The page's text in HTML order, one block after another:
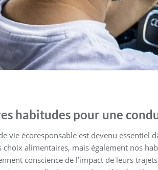
habitudes pour une
vie écoresponsable est devenu essentiel
choix alimentaires, mais également nos
conscience de l’impact de leurs